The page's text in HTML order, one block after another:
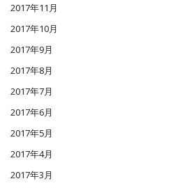
2017年11月
2017年10月
2017年9月
2017年8月
2017年7月
2017年6月
2017年5月
2017年4月
2017年3月